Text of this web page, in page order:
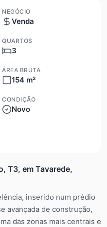
NEGÓCIO
Venda
QUARTOS
3
ÁREA BRUTA
154 m²
CONDIÇÃO
Novo
T3, em Tavarede,
inserido num prédio
avançada de construção,
das zonas mais centrais e